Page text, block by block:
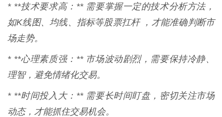
* **技术要求高：** 需要掌握一定的技术分析方法，
如K线图、均线、指标等股票扛杆 ，才能准确判断市
场走势。
* **心理素质强：** 市场波动剧烈，需要保持冷静、
理智，避免情绪化交易。
* **时间投入大：** 需要长时间盯盘，密切关注市场
动态，才能抓住交易机会。